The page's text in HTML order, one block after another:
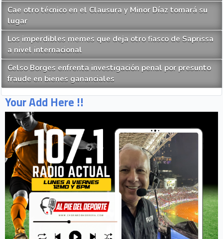
Cae otro técnico en el Clausura y Minor Díaz tomará su
lugar
Los imperdibles memes que deja otro fiasco de Saprissa
a nivel internacional
Celso Borges enfrenta investigación penal por presunto
fraude en bienes gananciales
Your Add Here !!